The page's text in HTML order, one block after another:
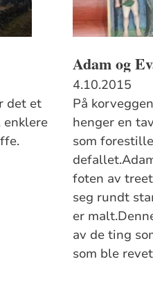
det et
Adam og
4.10.2015
På
henger en
som
foten av
seg rundt
er
av de ting
som ble